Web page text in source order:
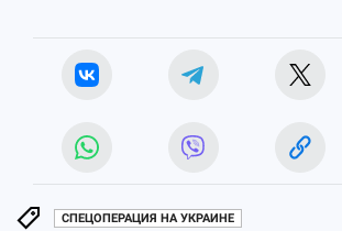
СПЕЦОПЕРАЦИЯ НА УКРАИНЕ